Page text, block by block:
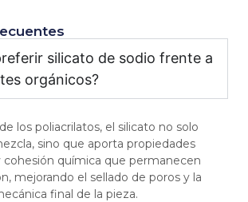
silicato de sodio frente a
orgánicos?
los poliacrilatos, el silicato no solo
sino que aporta propiedades
cohesión química que permanecen
mejorando el sellado de poros y la
final de la pieza.